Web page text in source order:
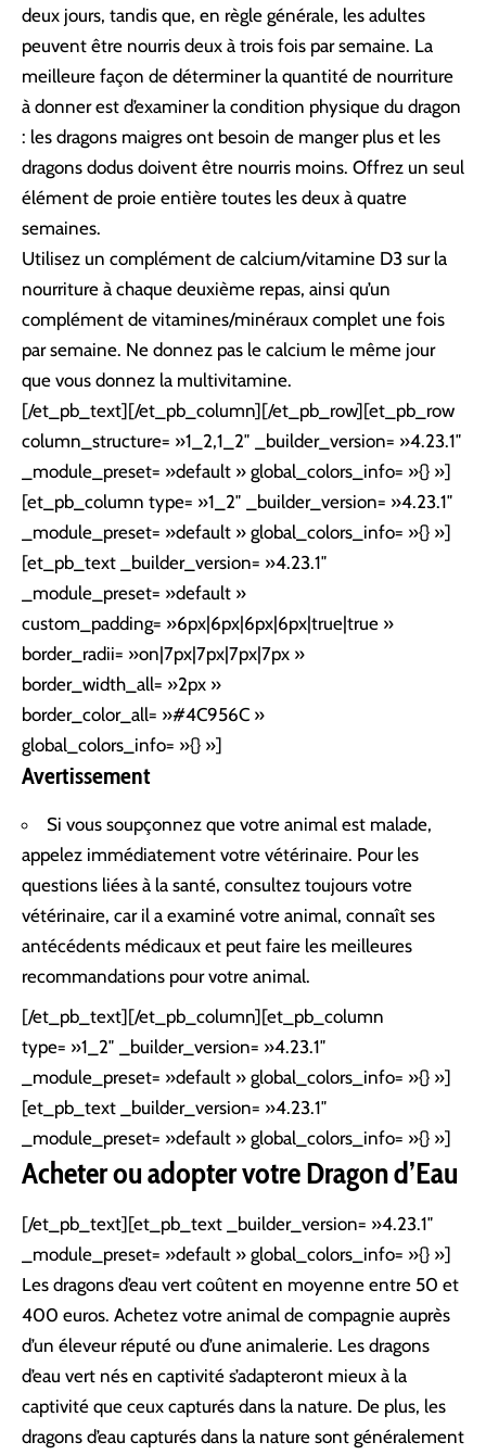
deux jours, tandis que, en règle générale, les adultes
peuvent être nourris deux à trois fois par semaine. La
meilleure façon de déterminer la quantité de nourriture
à donner est d’examiner la condition physique du dragon
: les dragons maigres ont besoin de manger plus et les
dragons dodus doivent être nourris moins. Offrez un seul
élément de proie entière toutes les deux à quatre
semaines.
Utilisez un complément de calcium/vitamine D3 sur la
nourriture à chaque deuxième repas, ainsi qu’un
complément de vitamines/minéraux complet une fois
par semaine. Ne donnez pas le calcium le même jour
que vous donnez la multivitamine.
[/et_pb_text][/et_pb_column][/et_pb_row][et_pb_row
column_structure= »1_2,1_2″ _builder_version= »4.23.1″
_module_preset= »default » global_colors_info= »{} »]
[et_pb_column type= »1_2″ _builder_version= »4.23.1″
_module_preset= »default » global_colors_info= »{} »]
[et_pb_text _builder_version= »4.23.1″
_module_preset= »default »
custom_padding= »6px|6px|6px|6px|true|true »
border_radii= »on|7px|7px|7px|7px »
border_width_all= »2px »
border_color_all= »#4C956C »
global_colors_info= »{} »]
Avertissement
Si vous soupçonnez que votre animal est malade,
appelez immédiatement votre vétérinaire. Pour les
questions liées à la santé, consultez toujours votre
vétérinaire, car il a examiné votre animal, connaît ses
antécédents médicaux et peut faire les meilleures
recommandations pour votre animal.
[/et_pb_text][/et_pb_column][et_pb_column
type= »1_2″ _builder_version= »4.23.1″
_module_preset= »default » global_colors_info= »{} »]
[et_pb_text _builder_version= »4.23.1″
_module_preset= »default » global_colors_info= »{} »]
Acheter ou adopter votre Dragon d’Eau
[/et_pb_text][et_pb_text _builder_version= »4.23.1″
_module_preset= »default » global_colors_info= »{} »]
Les dragons d’eau vert coûtent en moyenne entre 50 et
400 euros. Achetez votre animal de compagnie auprès
d’un éleveur réputé ou d’une animalerie. Les dragons
d’eau vert nés en captivité s’adapteront mieux à la
captivité que ceux capturés dans la nature. De plus, les
dragons d’eau capturés dans la nature sont généralement